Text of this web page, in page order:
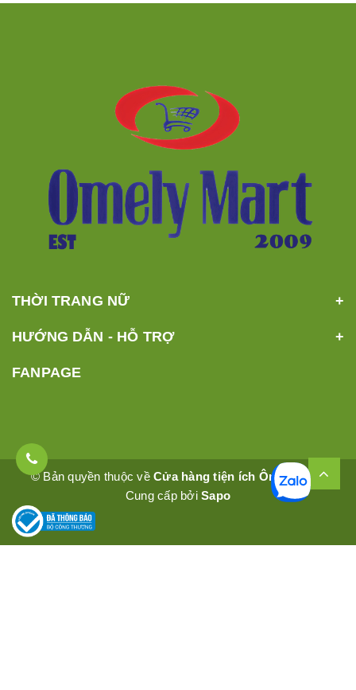
THỜI TRANG NỮ
HƯỚNG DẪN - HỖ TRỢ
FANPAGE
© Bản quyền thuộc vềCửa hàng tiện ích Ômêly Mart
Cung cấp bởiSapo